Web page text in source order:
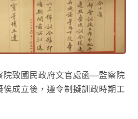
院致國民政府文官處函—監察院
俟成立後，遵令制擬訓政時期工